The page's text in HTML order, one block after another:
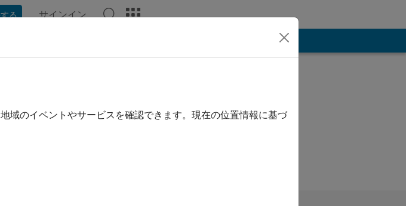
る サインイン
域のイベントやサービスを確認できます。現在の位置情報に基づ